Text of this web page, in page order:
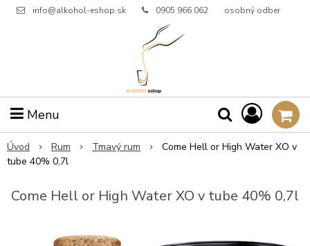
info@alkohol-eshop.sk 0905 966 062 osobný odber
Menu
Úvod Rum Tmavý rum
Come Hell or High Water XO v
tube 40% 0,7l
Come Hell or High Water XO v tube 40% 0,7l